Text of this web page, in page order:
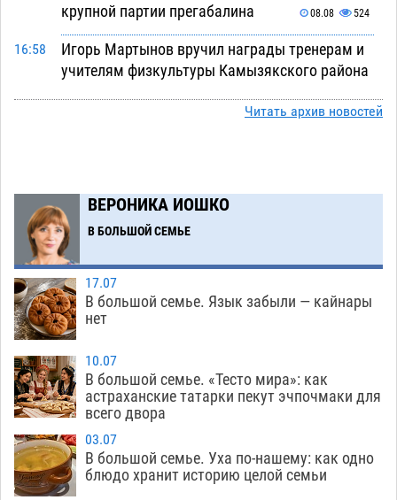
крупной партии прегабалина
08.08 524
16:58
Игорь Мартынов вручил награды тренерам и
учителям физкультуры Камызякского района
стал героем мурала
13:10
Подросток, перебегавший дорогу вне
перехода, попал под колеса авто в Астрахани
08.08
12:02
Астраханский следком помог подростку
08.08
10:51
Фаворитская ноша: астраханские
гандболисты крупно проиграли пермякам
08.08 427
09:00
Лидеры чеченской диаспоры в Астрахани
Читать архив новостей
ВЕРОНИКА ИОШКО
В БОЛЬШОЙ СЕМЬЕ
17.07
В большой семье. Язык забыли — кайнары
нет
10.07
В большой семье. «Тесто мира»: как
астраханские татарки пекут эчпочмаки для
всего двора
03.07
В большой семье. Уха по-нашему: как одно
блюдо хранит историю целой семьи